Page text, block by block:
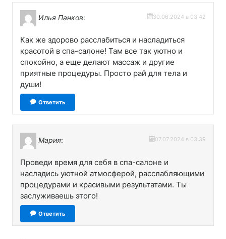
Илья Панков: 30.06.2024 в 03:42
Как же здорово расслабиться и насладиться
красотой в спа-салоне! Там все так уютно и
спокойно, а еще делают массаж и другие
приятные процедуры. Просто рай для тела и
души!
Ответить
Мария: 07.07.2024 в 03:39
Проведи время для себя в спа-салоне и
насладись уютной атмосферой, расслабляющими
процедурами и красивыми результатами. Ты
заслуживаешь этого!
Ответить